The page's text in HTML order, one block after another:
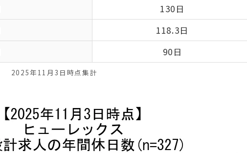
130日
118.3日
90日
2025年11月3日時点集計